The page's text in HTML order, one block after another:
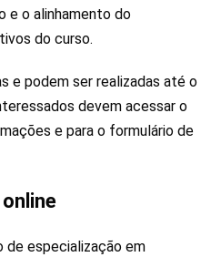
e o alinhamento do
do curso.
e podem ser realizadas até o
devem acessar o
e para o formulário de
de especialização em